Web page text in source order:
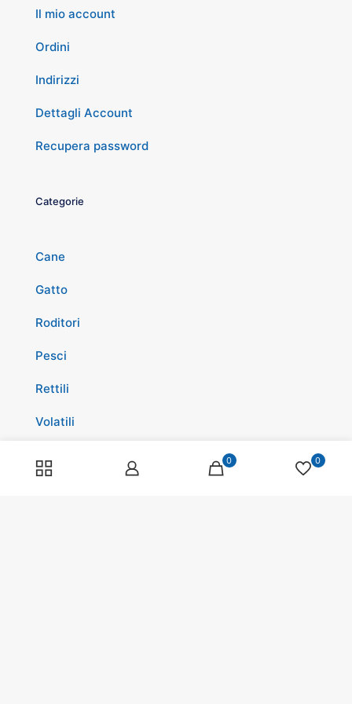
Il mio account
Ordini
Indirizzi
Dettagli Account
Recupera password
Categorie
Cane
Gatto
Roditori
Pesci
Rettili
Volatili
0 0